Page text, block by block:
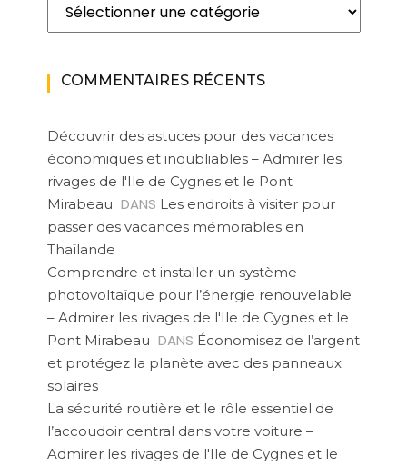
COMMENTAIRES RÉCENTS
Découvrir des astuces pour des vacances
économiques et inoubliables – Admirer les
rivages de l'Ile de Cygnes et le Pont
Mirabeau DANS Les endroits à visiter pour
passer des vacances mémorables en
Thaïlande
Comprendre et installer un système
photovoltaïque pour l’énergie renouvelable
– Admirer les rivages de l'Ile de Cygnes et le
Pont Mirabeau DANS Économisez de l’argent
et protégez la planète avec des panneaux
solaires
La sécurité routière et le rôle essentiel de
l’accoudoir central dans votre voiture –
Admirer les rivages de l'Ile de Cygnes et le